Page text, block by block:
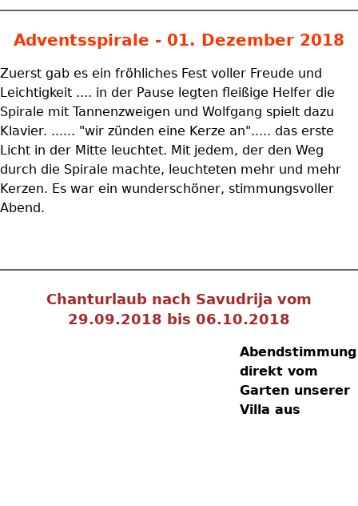
Adventsspirale - 01. Dezember 2018
Zuerst gab es ein fröhliches Fest voller Freude und
Leichtigkeit .... in der Pause legten fleißige Helfer die
Spirale mit Tannenzweigen und Wolfgang spielt dazu
Klavier. ...... "wir zünden eine Kerze an"..... das erste
Licht in der Mitte leuchtet. Mit jedem, der den Weg
durch die Spirale machte, leuchteten mehr und mehr
Kerzen. Es war ein wunderschöner, stimmungsvoller
Abend.
Chanturlaub nach Savudrija vom
29.09.2018 bis 06.10.2018
Abendstimmung
direkt vom
Garten unserer
Villa aus